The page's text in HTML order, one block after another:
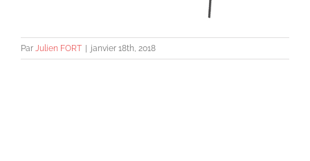
Par Julien FORT janvier 18th, 2018